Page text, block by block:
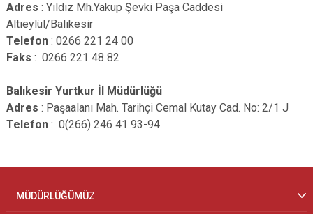
Adres : Yıldız Mh.Yakup Şevki Paşa Caddesi
Altıeylül/Balıkesir
Telefon : 0266 221 24 00
Faks : 0266 221 48 82
Balıkesir Yurtkur İl Müdürlüğü
Adres : Paşaalanı Mah. Tarihçi Cemal Kutay Cad. No: 2/1 J
Telefon : 0(266) 246 41 93-94
MÜDÜRLÜĞÜMÜZ